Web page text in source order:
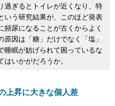
過ぎるとトイレが近くなり、特
いう研究結果が、このほど発表
尿になることが古くからよく
因は「糖」だけでなく「塩」
睡眠が妨げられて困っているな
いかがだろうか。
上昇に大きな個人差